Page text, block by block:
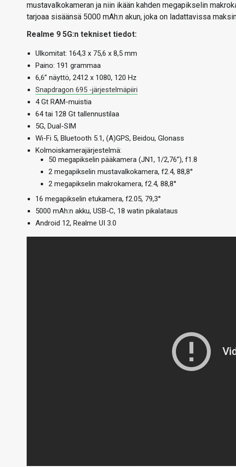
mustavalkokameran ja niin ikään kahden megapikselin
tarjoaa sisäänsä 5000 mAh:n akun, joka on ladattavissa
Realme 9 5G:n tekniset tiedot:
Ulkomitat: 164,3 x 75,6 x 8,5 mm
Paino: 191 grammaa
6,6” näyttö, 2412 x 1080, 120 Hz
Snapdragon 695 -järjestelmäpiiri
4 Gt RAM-muistia
64 tai 128 Gt tallennustilaa
5G, Dual-SIM
Wi-Fi 5, Bluetooth 5.1, (A)GPS, Beidou, Glonass
Kolmoiskamerajärjestelmä:
50 megapikselin pääkamera (JN1, 1/2,76”), f1.8
2 megapikselin mustavalkokamera, f2.4, 88,8°
2 megapikselin makrokamera, f2.4, 88,8°
16 megapikselin etukamera, f2.05, 79,3°
5000 mAh:n akku, USB-C, 18 watin pikalataus
Android 12, Realme UI 3.0